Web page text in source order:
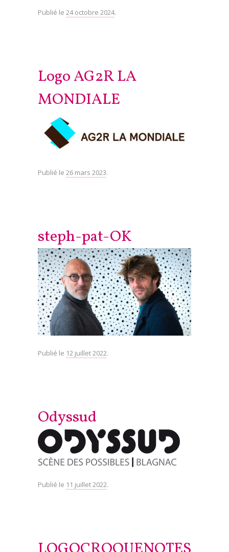
Publié le 24 octobre 2024.
Logo AG2R LA
MONDIALE
Publié le 26 mars 2023.
steph-pat-OK
Publié le 12 juillet 2022.
Odyssud
Publié le 11 juillet 2022.